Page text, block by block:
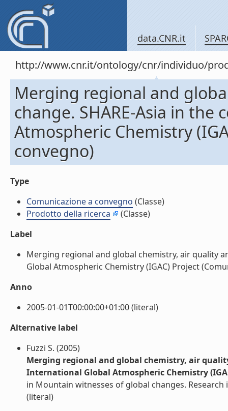
data.CNR.it
http://www.cnr.it/ontology/cnr/individuo/
Merging regional and
change. SHARE-Asia in
Atmospheric Chemistry
convegno)
Type
Comunicazione a convegno (Classe)
Prodotto della ricerca
(Classe)
Label
Merging regional and global chemistry, air quality
Global Atmospheric Chemistry (IGAC) Project
Anno
2005-01-01T00:00:00+01:00 (literal)
Alternative label
Fuzzi S. (2005)
Merging regional and global chemistry, air
International Global Atmospheric Chemistry
in Mountain witnesses of global changes. Research
(literal)